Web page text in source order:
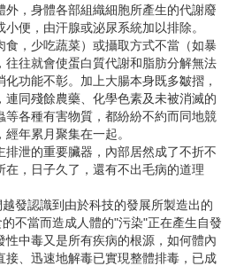
外，身體各部組織細胞所產生的代謝廢
便，由汗腺或泌尿系統加以排除。
食，少吃蔬菜）或攝取方式不當（如暴
往往就會使蛋白質代謝和脂肪分解無法
功能不彰。加上大腸本身既多皺摺，
連同殘餘農藥、化學色素及未被消滅的
等各種有害物質，都紛紛不約而同地競
年累月聚集在一起。
排泄的重要臟器，內部居然成了不折不
在，日子久了，還有不出毛病的道理
發認識到由於科技的發展所製造出的
不當而造成人體的"污染"正在產生自發
性中毒又是所有疾病的根源，如何體內
接、迅速地解毒已實現整體排毒，已成